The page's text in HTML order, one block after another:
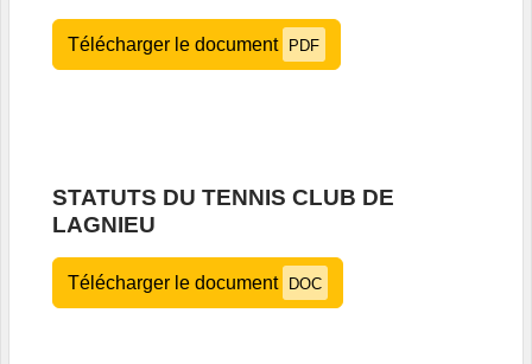
Télécharger le document PDF
STATUTS DU TENNIS CLUB DE
LAGNIEU
Télécharger le document DOC